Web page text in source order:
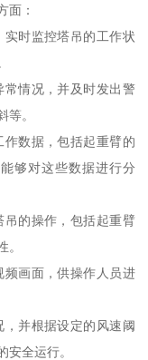
面：
时监控塔吊的工作状
常情况，并及时发出警
等。
数据，包括起重臂的
够对这些数据进行分
的操作，包括起重臂
。
画面，供操作人员进
并根据设定的风速阈
安全运行。